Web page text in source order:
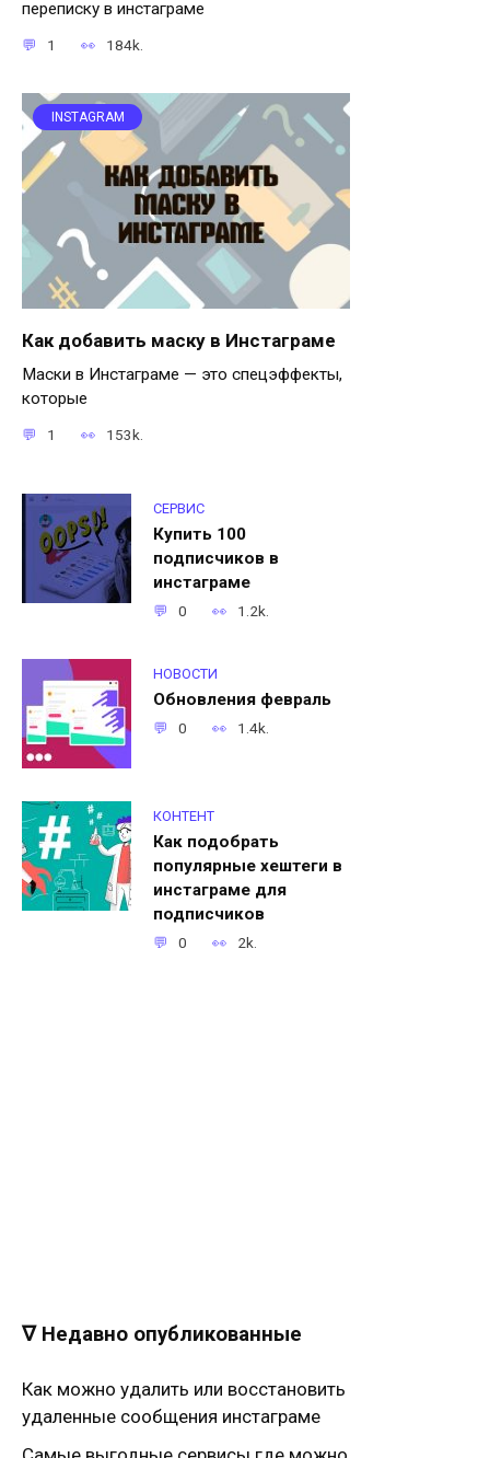
переписку в инстаграме
1 184k.
INSTAGRAM
Как добавить маску в Инстаграме
Маски в Инстаграме — это спецэффекты,
которые
1 153k.
СЕРВИС
Купить 100
подписчиков в
инстаграме
0 1.2k.
НОВОСТИ
Обновления февраль
0 1.4k.
КОНТЕНТ
Как подобрать
популярные хештеги в
инстаграме для
подписчиков
0 2k.
∇ Недавно опубликованные
Как можно удалить или восстановить
удаленные сообщения инстаграме